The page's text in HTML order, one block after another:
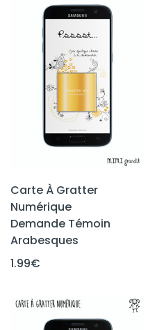
Carte À Gratter
Numérique
Demande Témoin
Arabesques
1.99€